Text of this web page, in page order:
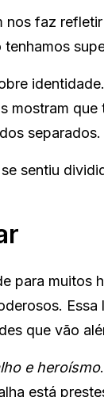
nos faz
mostram
separados.
sentiu
para muitos
que vão
e heroísmo
está